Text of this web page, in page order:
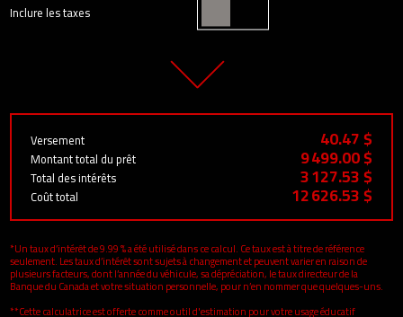
Inclure les taxes
Versement 40.47 $
Montant total du prêt 9 499.00 $
Total des intérêts 3 127.53 $
Coût total 12 626.53 $
*Un taux d’intérêt de 9.99 % a été utilisé dans ce calcul. Ce taux est à titre de référence
seulement. Les taux d’intérêt sont sujets à changement et peuvent varier en raison de
plusieurs facteurs, dont l’année du véhicule, sa dépréciation, le taux directeur de la
Banque du Canada et votre situation personnelle, pour n’en nommer que quelques-uns.
**Cette calculatrice est offerte comme outil d'estimation pour votre usage éducatif